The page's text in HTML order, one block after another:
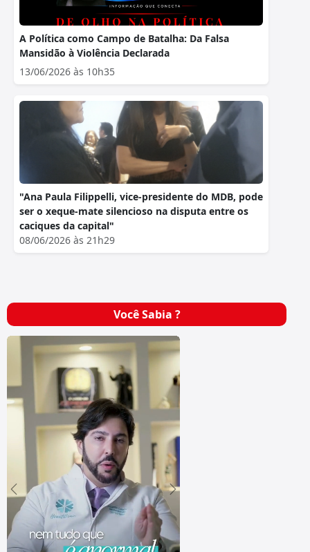
A Política como Campo de Batalha: Da Falsa
Mansidão à Violência Declarada
13/06/2026 às 10h35
"Ana Paula Filippelli, vice-presidente do MDB, pode
ser o xeque-mate silencioso na disputa entre os
caciques da capital"
08/06/2026 às 21h29
Você Sabia ?